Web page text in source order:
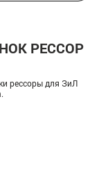
РЕССОР
рессоры для ЗиЛ